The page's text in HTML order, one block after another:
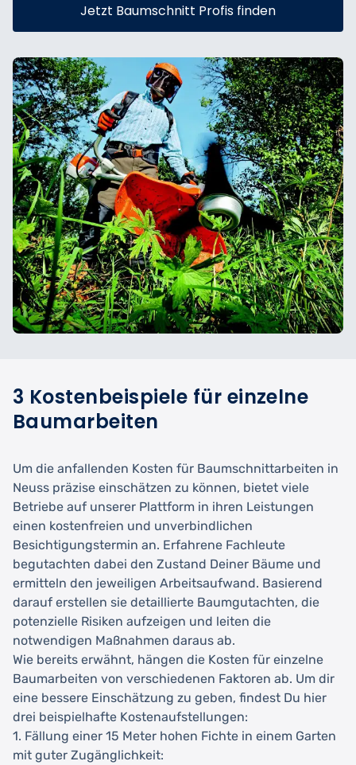
Jetzt Baumschnitt Profis finden
3 Kostenbeispiele für einzelne
Baumarbeiten
Um die anfallenden Kosten für Baumschnittarbeiten in
Neuss präzise einschätzen zu können, bietet viele
Betriebe auf unserer Plattform in ihren Leistungen
einen kostenfreien und unverbindlichen
Besichtigungstermin an. Erfahrene Fachleute
begutachten dabei den Zustand Deiner Bäume und
ermitteln den jeweiligen Arbeitsaufwand. Basierend
darauf erstellen sie detaillierte Baumgutachten, die
potenzielle Risiken aufzeigen und leiten die
notwendigen Maßnahmen daraus ab.
Wie bereits erwähnt, hängen die Kosten für einzelne
Baumarbeiten von verschiedenen Faktoren ab. Um dir
eine bessere Einschätzung zu geben, findest Du hier
drei beispielhafte Kostenaufstellungen:
1. Fällung einer 15 Meter hohen Fichte in einem Garten
mit guter Zugänglichkeit: